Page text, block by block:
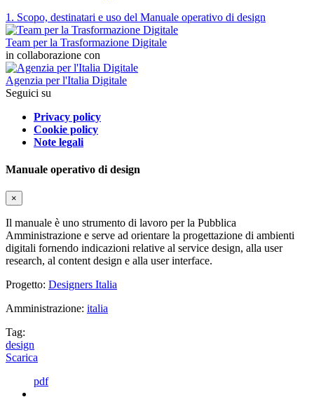
1. Scopo, destinatari e uso del Manuale operativo di design
Team per la Trasformazione Digitale
in collaborazione con
Agenzia per l'Italia Digitale
Seguici su
Privacy policy
Cookie policy
Note legali
Manuale operativo di design
×
Il manuale è uno strumento di lavoro per la Pubblica
Amministrazione e serve ad orientare la progettazione di ambienti
digitali fornendo indicazioni relative al service design, alla user
research, al content design e alla user interface.
Progetto: Designers Italia
Amministrazione: italia
Tag:
design
Scarica
pdf